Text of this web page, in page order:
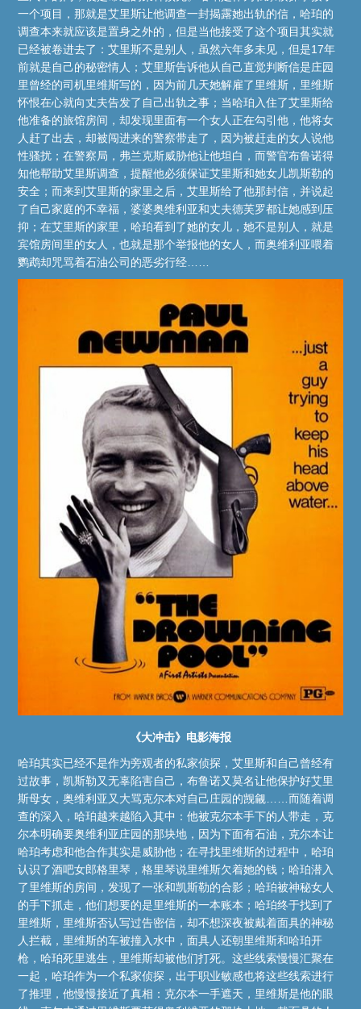
一个项目，那就是艾里斯让他调查一封揭露她出轨的信，哈珀的
调查本来就应该是置身之外的，但是当他接受了这个项目其实就
已经被卷进去了：艾里斯不是别人，虽然六年多未见，但是17年
前就是自己的秘密情人；艾里斯告诉他从自己直觉判断信是庄园
里曾经的司机里维斯写的，因为前几天她解雇了里维斯，里维斯
怀恨在心就向丈夫告发了自己出轨之事；当哈珀入住了艾里斯给
他准备的旅馆房间，却发现里面有一个女人正在勾引他，他将女
人赶了出去，却被闯进来的警察带走了，因为被赶走的女人说他
性骚扰；在警察局，弗兰克斯威胁他让他坦白，而警官布鲁诺得
知他帮助艾里斯调查，提醒他必须保证艾里斯和她女儿凯斯勒的
安全；而来到艾里斯的家里之后，艾里斯给了他那封信，并说起
了自己家庭的不幸福，婆婆奥维利亚和丈夫德芙罗都让她感到压
抑；在艾里斯的家里，哈珀看到了她的女儿，她不是别人，就是
宾馆房间里的女人，也就是那个举报他的女人，而奥维利亚喂着
鹦鹉却咒骂着石油公司的恶劣行经……
《大冲击》电影海报
哈珀其实已经不是作为旁观者的私家侦探，艾里斯和自己曾经有
过故事，凯斯勒又无辜陷害自己，布鲁诺又莫名让他保护好艾里
斯母女，奥维利亚又大骂克尔本对自己庄园的觊觎……而随着调
查的深入，哈珀越来越陷入其中：他被克尔本手下的人带走，克
尔本明确要奥维利亚庄园的那块地，因为下面有石油，克尔本让
哈珀考虑和他合作其实是威胁他；在寻找里维斯的过程中，哈珀
认识了酒吧女郎格里琴，格里琴说里维斯欠着她的钱；哈珀潜入
了里维斯的房间，发现了一张和凯斯勒的合影；哈珀被神秘女人
的手下抓走，他们想要的是里维斯的一本账本；哈珀终于找到了
里维斯，里维斯否认写过告密信，却不想深夜被戴着面具的神秘
人拦截，里维斯的车被撞入水中，面具人还朝里维斯和哈珀开
枪，哈珀死里逃生，里维斯却被他们打死。这些线索慢慢汇聚在
一起，哈珀作为一个私家侦探，出于职业敏感也将这些线索进行
了推理，他慢慢接近了真相：克尔本一手遮天，里维斯是他的眼